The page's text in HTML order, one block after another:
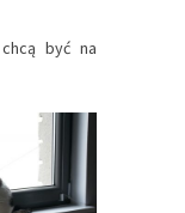
być na